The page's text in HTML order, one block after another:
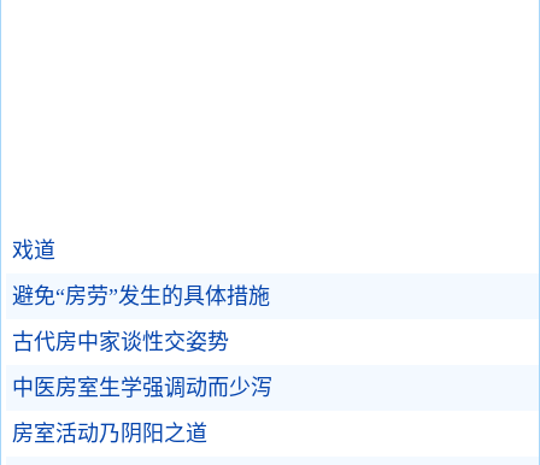
戏道
避免“房劳”发生的具体措施
古代房中家谈性交姿势
中医房室生学强调动而少泻
房室活动乃阴阳之道